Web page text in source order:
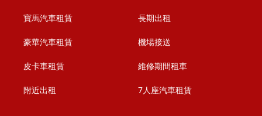
寶馬汽車租賃
豪華汽車租賃
皮卡車租賃
附近出租
長期出租
機場接送
維修期間租車
7人座汽車租賃